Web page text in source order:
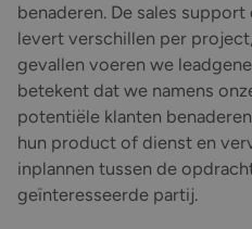
benaderen. De sales
levert verschillen per
gevallen voeren we
betekent dat we namens
potentiële klanten
hun product of dienst en
inplannen tussen de
geïnteresseerde partij.